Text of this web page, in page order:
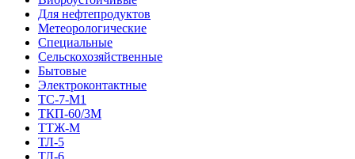
Для нефтепродуктов
Метеорологические
Специальные
Сельскохозяйственные
Бытовые
Электроконтактные
ТС-7-М1
ТКП-60/3М
ТТЖ-М
ТЛ-5
ТЛ-6